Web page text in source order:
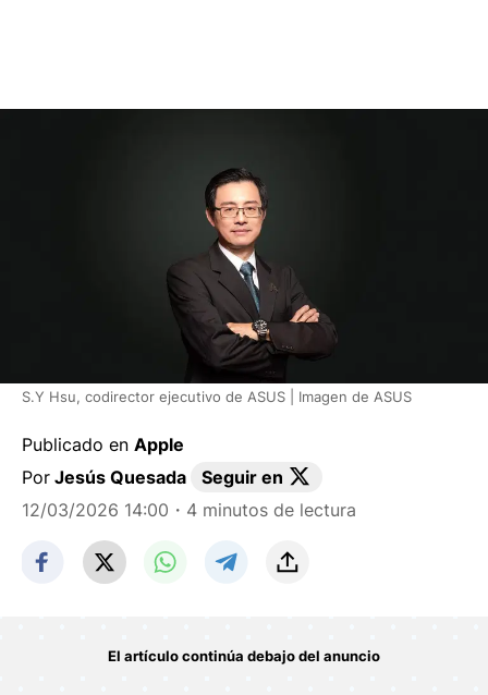
S.Y Hsu, codirector ejecutivo de ASUS | Imagen de ASUS
Publicado en Apple
Por Jesús Quesada
Seguir en
12/03/2026 14:00 ・4 minutos de lectura